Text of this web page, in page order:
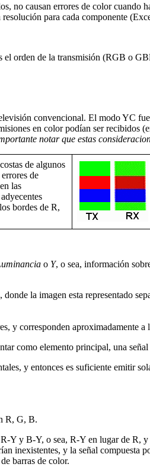
no causan errores de color
para cada componente
orden de la transmisión (RGB o
convencional. El modo YC
en color podían ser
notar que estas
de algunos
de
las
bordes de R,
o Y, o sea, información
la imagen esta representado
y corresponden aproximadamente
como elemento principal, una
y entonces es suficiente emitir
R, G, B.
Y y B-Y, o sea, R-Y en lugar de
inexistentes, y la señal
barras de color.